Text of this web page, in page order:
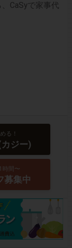
CaSyで家事代
る！
ジー)
時間〜
募集中